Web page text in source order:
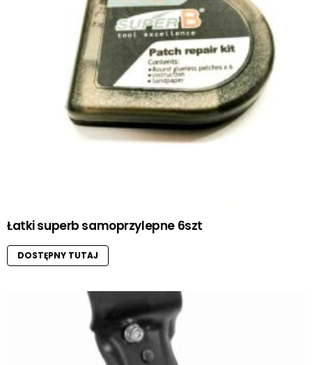
Łatki superb samoprzylepne 6szt
DOSTĘPNY TUTAJ